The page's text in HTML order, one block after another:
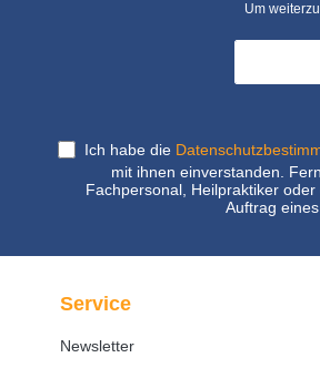
Um
Ich habe die
mit ihnen einverstanden.
Fachpersonal, Heilpraktiker
Auftrag
Service
Newsletter